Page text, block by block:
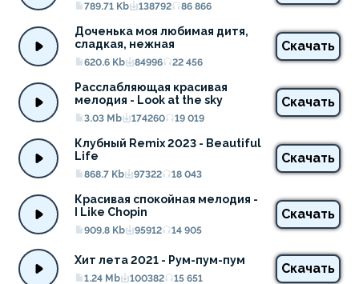
789.71 Kb 138792 86 866
Доченька моя любимая дитя,
сладкая, нежная
620.6 Kb 84996 22 456
Скачать
Расслабляющая красивая
мелодия - Look at the sky
3.03 Mb 174260 19 019
Скачать
Клубный Remix 2023 - Beautiful
Life
868.7 Kb 97322 18 043
Скачать
Красивая спокойная мелодия -
I Like Chopin
909.8 Kb 95912 14 905
Скачать
Хит лета 2021 - Рум-пум-пум
1.24 Mb 100382 15 651
Скачать